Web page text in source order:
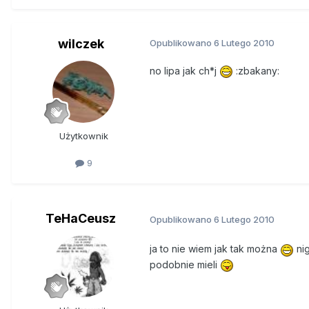
zapanować to był drugi etap
3 etapem było to jak już
wilczek
Użytkownik
9
Opublikowano 6 Lutego 2010
no lipa jak ch*j :zbakany:
TeHaCeusz Opublikowano 6 Lutego 2010
ja to nie wiem jak tak można
podobnie mieli